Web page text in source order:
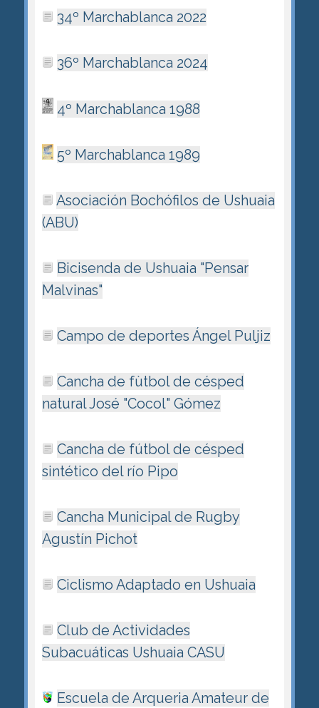
34º Marchablanca 2022
36º Marchablanca 2024
4º Marchablanca 1988
5º Marchablanca 1989
Asociación Bochófilos de Ushuaia
(ABU)
Bicisenda de Ushuaia "Pensar
Malvinas"
Campo de deportes Ángel Puljiz
Cancha de fùtbol de césped
natural José "Cocol" Gómez
Cancha de fútbol de césped
sintético del río Pipo
Cancha Municipal de Rugby
Agustín Pichot
Ciclismo Adaptado en Ushuaia
Club de Actividades
Subacuáticas Ushuaia CASU
Escuela de Arqueria Amateur de